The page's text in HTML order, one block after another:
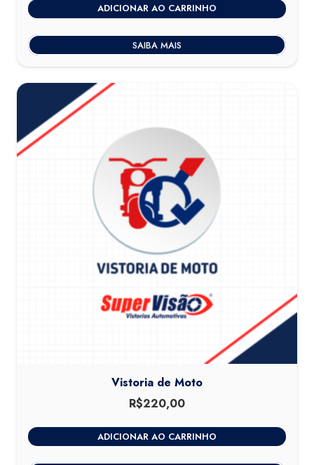
ADICIONAR AO CARRINHO
SAIBA MAIS
Vistoria de Moto
R$220,00
ADICIONAR AO CARRINHO